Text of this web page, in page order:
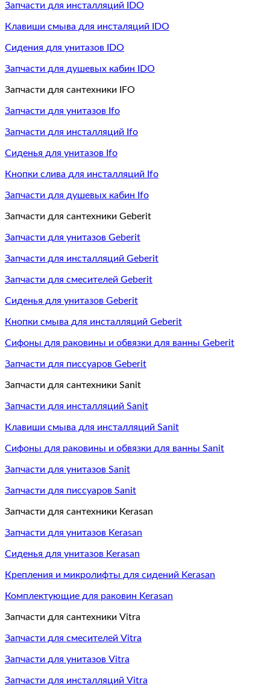
Запчасти для инсталляций IDO
Клавиши смыва для инсталяций IDO
Сидения для унитазов IDO
Запчасти для душевых кабин IDO
Запчасти для сантехники IFO
Запчасти для унитазов Ifo
Запчасти для инсталляций Ifo
Сиденья для унитазов Ifo
Кнопки слива для инсталляций Ifo
Запчасти для душевых кабин Ifo
Запчасти для сантехники Geberit
Запчасти для унитазов Geberit
Запчасти для инсталляций Geberit
Запчасти для смесителей Geberit
Сиденья для унитазов Geberit
Кнопки смыва для инсталляций Geberit
Сифоны для раковины и обвязки для ванны Geberit
Запчасти для писсуаров Geberit
Запчасти для сантехники Sanit
Запчасти для инсталляций Sanit
Клавиши смыва для инсталляций Sanit
Сифоны для раковины и обвязки для ванны Sanit
Запчасти для унитазов Sanit
Запчасти для писсуаров Sanit
Запчасти для сантехники Kerasan
Запчасти для унитазов Kerasan
Сиденья для унитазов Kerasan
Крепления и микролифты для сидений Kerasan
Комплектующие для раковин Kerasan
Запчасти для сантехники Vitra
Запчасти для смесителей Vitra
Запчасти для унитазов Vitra
Запчасти для инсталляций Vitra